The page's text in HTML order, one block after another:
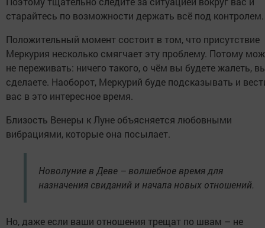
старайтесь по возможности держать всё под контролем.
Положительный момент состоит в том, что присутствие
Меркурия несколько смягчает эту проблему. Потому
не переживать: ничего такого, о чём вы будете жалеть,
сделаете. Наоборот, Меркурий буде подсказывать и
вас в это интересное время.
Близость Венеры к Луне объясняется любовными
вибрациями, которые она посылает.
Новолуние в Деве – волшебное время для
назначения свиданий и начала новых отношений.
Но, даже если ваши отношения трещат по швам – не